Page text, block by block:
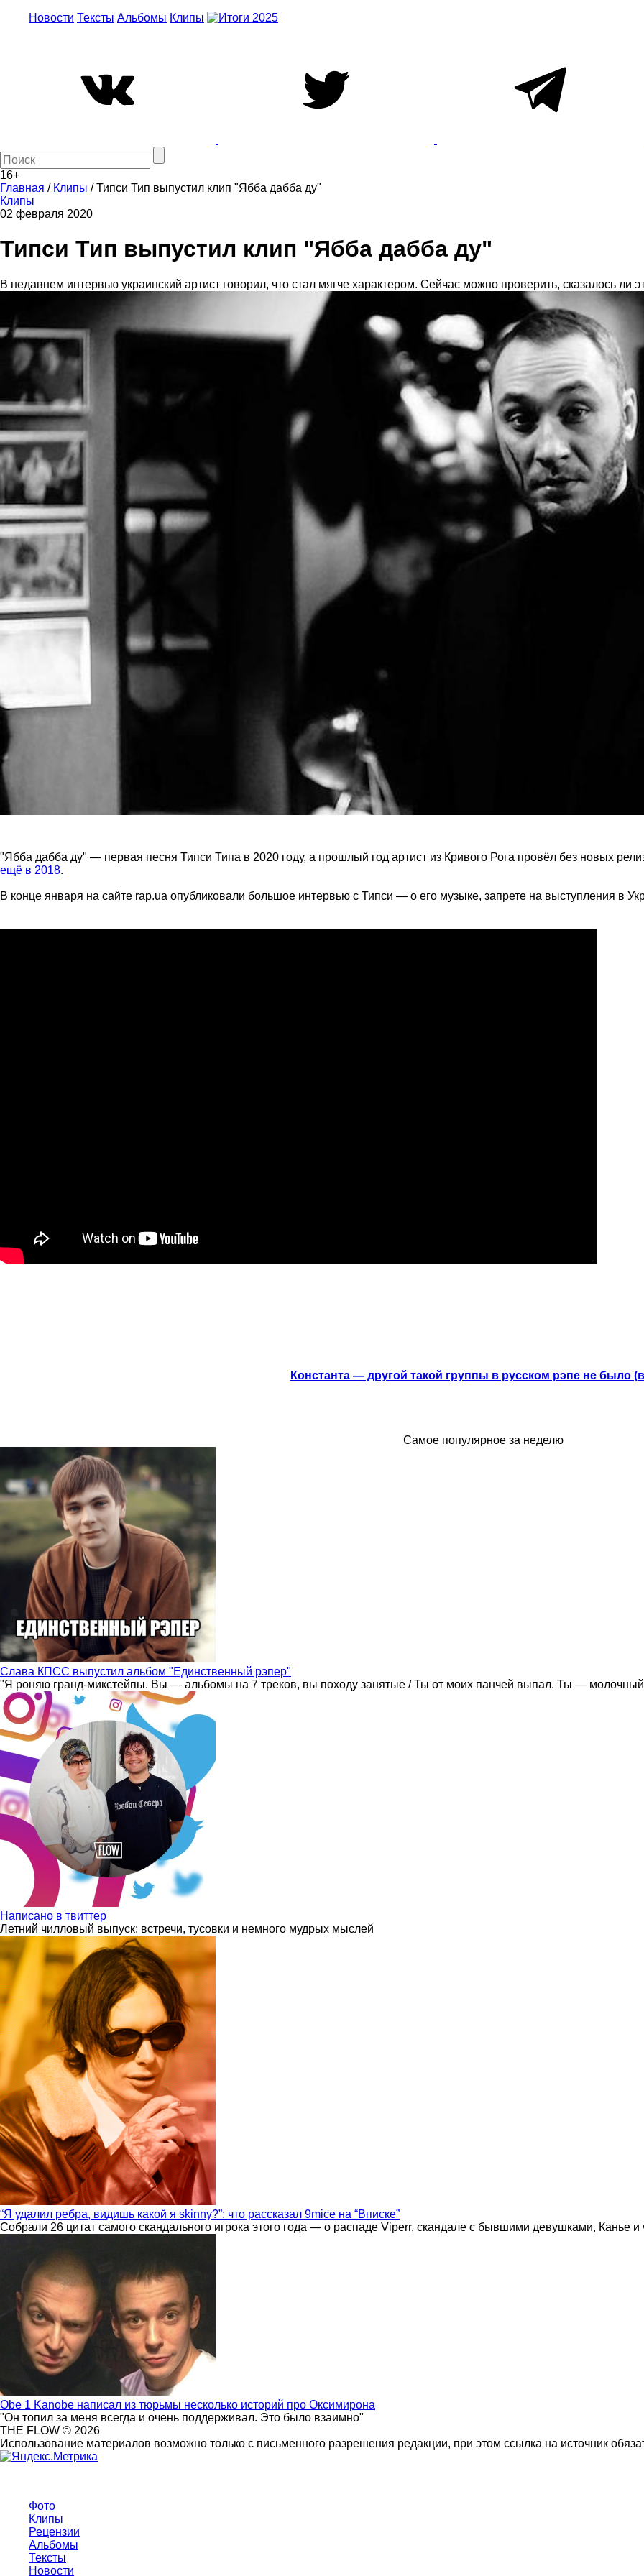
Новости Тексты Альбомы Клипы
16+
Главная / Клипы /Типси Тип выпустил клип "Ябба дабба ду"
Клипы
02 февраля 2020
Типси Тип выпустил клип "Ябба дабба ду"
В недавнем интервью украинский артист говорил, что стал мягче характером. Сейчас можно проверить, сказалось ли
"Ябба дабба ду" — первая песня Типси Типа в 2020 году, а прошлый год артист из Кривого Рога провёл без новых
ещё в 2018.
В конце января на сайте rap.ua опубликовали большое интервью с Типси — о его музыке, запрете на выступления в
Константа — другой такой группы в русском рэпе не было
Самое популярное за неделю
Слава КПСС выпустил альбом "Единственный рэпер"
"Я роняю гранд-микстейпы. Вы — альбомы на 7 треков, вы походу занятые / Ты от моих панчей выпал. Ты —
Написано в твиттер
Летний чилловый выпуск: встречи, тусовки и немного мудрых мыслей
“Я удалил ребра, видишь какой я skinny?”: что рассказал 9mice на “Вписке”
Собрали 26 цитат самого скандального игрока этого года — о распаде Viperr, скандале с бывшими девушками, Канье
Obe 1 Kanobe написал из тюрьмы несколько историй про Оксимирона
"Он топил за меня всегда и очень поддерживал. Это было взаимно"
THE FLOW © 2026
Использование материалов возможно только с письменного разрешения редакции, при этом ссылка на источник
Фото
Клипы
Рецензии
Альбомы
Тексты
Новости